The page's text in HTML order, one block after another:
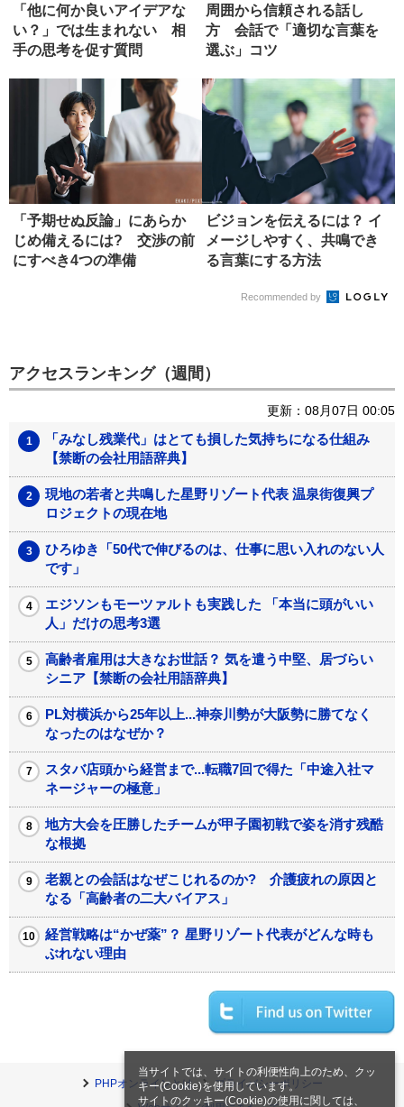
当サイトでは、サイトの利便性向上のため、クッ
キー(Cookie)を使用しています。
サイトのクッキー(Cookie)の使用に関しては、
「他に何か良いアイデアな
い？」では生まれない 相
手の思考を促す質問
周囲から信頼される話し
方 会話で「適切な言葉を
選ぶ」コツ
「予期せぬ反論」にあらか
じめ備えるには? 交渉の前
にすべき4つの準備
ビジョンを伝えるには？ イ
メージしやすく、共鳴でき
る言葉にする方法
Recommended by
アクセスランキング（週間）
更新：08月07日 00:05
「みなし残業代」はとても損した気持ちになる仕組み
【禁断の会社用語辞典】
現地の若者と共鳴した星野リゾート代表 温泉街復興プ
ロジェクトの現在地
ひろゆき「50代で伸びるのは、仕事に思い入れのない人
です」
エジソンもモーツァルトも実践した 「本当に頭がいい
人」だけの思考3選
高齢者雇用は大きなお世話？ 気を遣う中堅、居づらい
シニア【禁断の会社用語辞典】
PL対横浜から25年以上...神奈川勢が大阪勢に勝てなく
なったのはなぜか？
スタバ店頭から経営まで...転職7回で得た「中途入社マ
ネージャーの極意」
地方大会を圧勝したチームが甲子園初戦で姿を消す残酷
な根拠
老親との会話はなぜこじれるのか? 介護疲れの原因と
なる「高齢者の二大バイアス」
経営戦略は“かぜ薬”？ 星野リゾート代表がどんな時も
ぶれない理由
PHPオンラインとは
プライバシーポリシー